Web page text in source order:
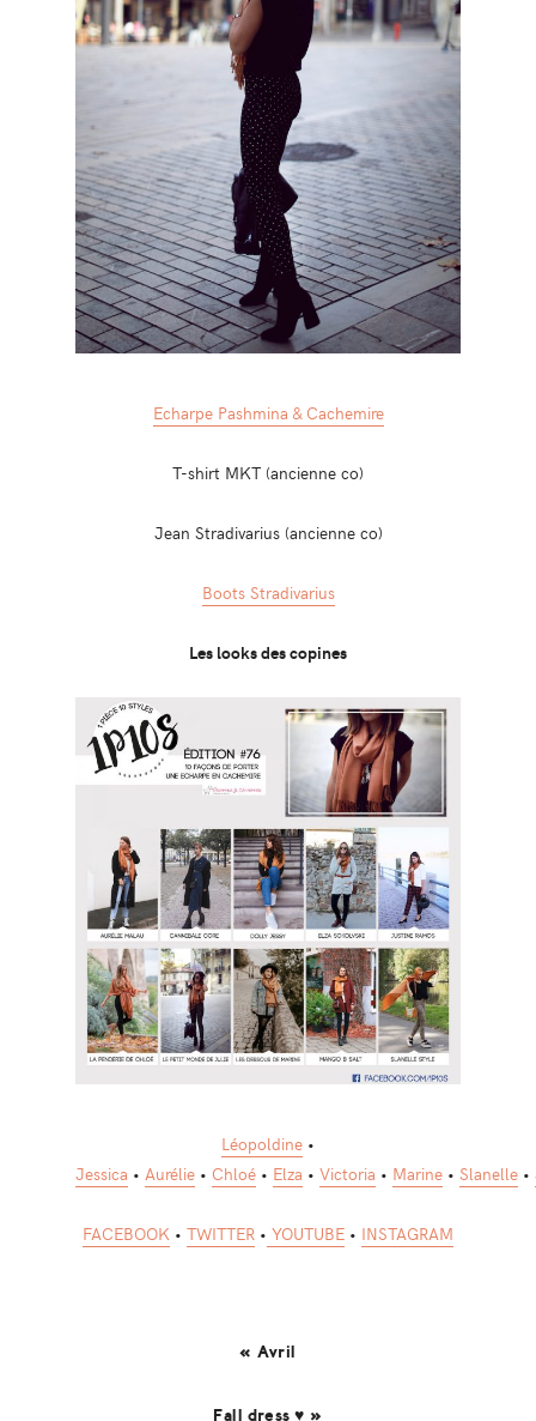
Echarpe Pashmina & Cachemire
T-shirt MKT (ancienne co)
Jean Stradivarius (ancienne co)
Boots Stradivarius
Les looks des copines
Léopoldine •
Jessica • Aurélie• Chloé• Elza • Victoria • Marine• Slanelle•
FACEBOOK • TWITTER • YOUTUBE • INSTAGRAM
« Avril
Fall dress ♥ »